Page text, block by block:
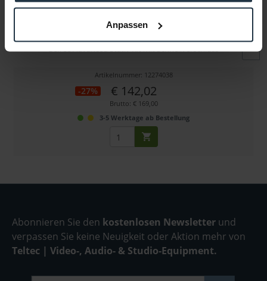
Anpassen
Manfrotto MKBFRLA4BK-BH Befree Advanced Stativ
Befree Advanced Stativ Kit mit Schnellverschluss
Artikelnummer: 12274038
-27% € 142,02
Brutto: € 169,00
3-5 Werktage ab Bestellung
Abonnieren Sie den kostenlosen Newsletter und
verpassen Sie keine Neuigkeit oder Aktion mehr von
Teltec | Video-, Audio- & Studio-Equipment.